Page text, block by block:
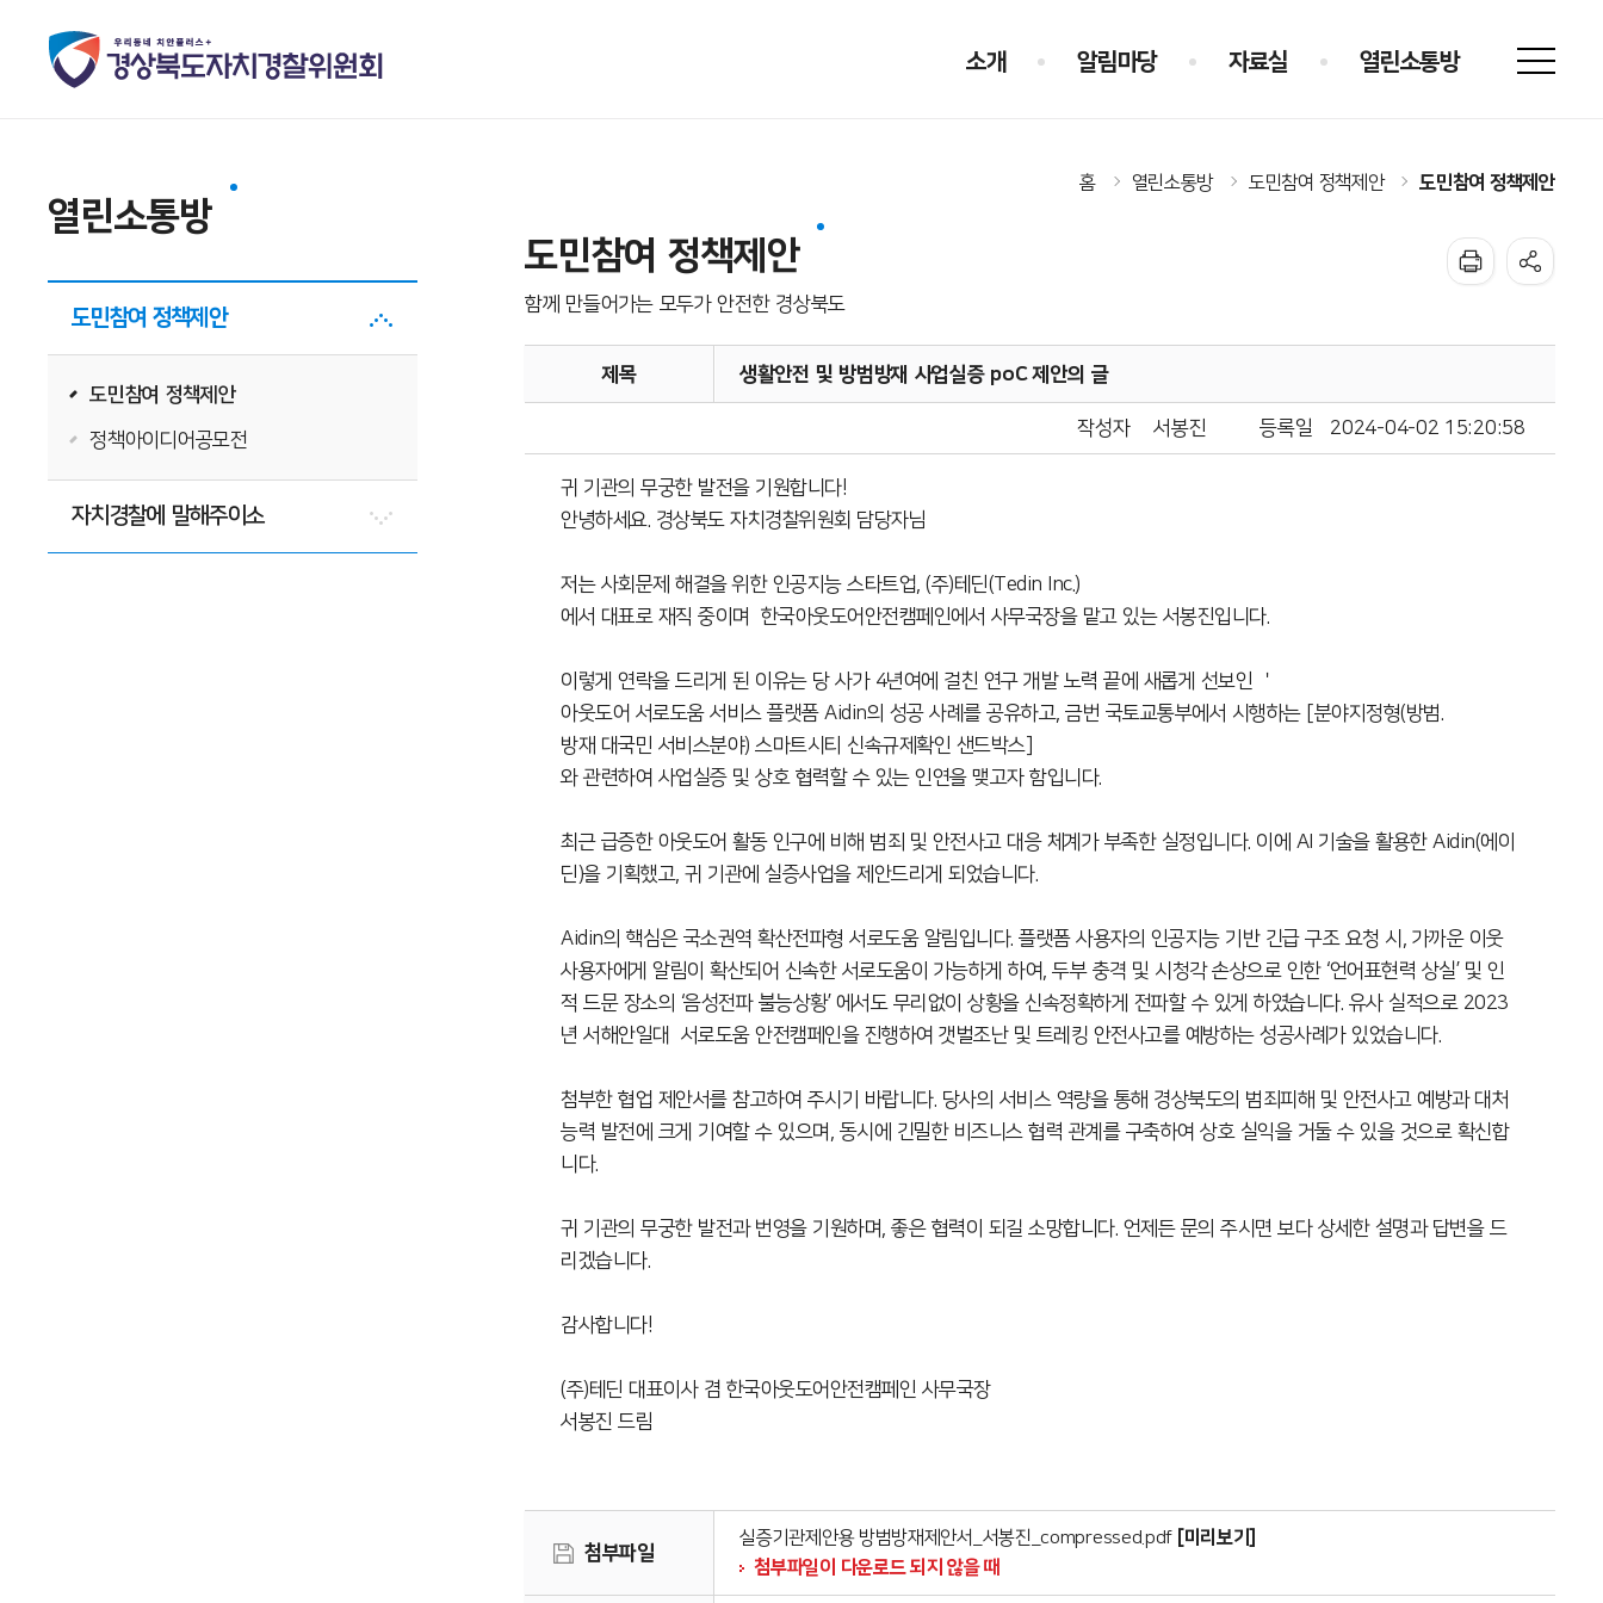
소개 알림마당 자료실 열린소통방
열린소통방
도민참여 정책제안
도민참여 정책제안
정책아이디어공모전
자치경찰에 말해주이소
홈 열린소통방 도민참여 정책제안 도민참여 정책제안
도민참여 정책제안
함께 만들어가는 모두가 안전한 경상북도
제목 생활안전 및 방범방재 사업실증 poC 제안의 글
등록일 2024-04-02 15:20:58
작성자 서봉진
귀 기관의 무궁한 발전을 기원합니다!
안녕하세요. 경상북도 자치경찰위원회 담당자님
저는 사회문제 해결을 위한 인공지능 스타트업, (주)테딘(Tedin Inc.)
에서 대표로 재직 중이며 한국아웃도어안전캠페인에서 사무국장을 맡고 있는 서봉진입니다.
이렇게 연락을 드리게 된 이유는 당 사가 4년여에 걸친 연구 개발 노력 끝에 새롭게 선보인 ＇
아웃도어 서로도움 서비스 플랫폼 Aidin의 성공 사례를 공유하고, 금번 국토교통부에서 시행하는 [분야지정형(방범.
방재 대국민 서비스분야) 스마트시티 신속규제확인 샌드박스]
와 관련하여 사업실증 및 상호 협력할 수 있는 인연을 맺고자 함입니다.
최근 급증한 아웃도어 활동 인구에 비해 범죄 및 안전사고 대응 체계가 부족한 실정입니다. 이에 AI 기술을 활용한 Aidin(에이
딘)을 기획했고, 귀 기관에 실증사업을 제안드리게 되었습니다.
Aidin의 핵심은 국소권역 확산전파형 서로도움 알림입니다. 플랫폼 사용자의 인공지능 기반 긴급 구조 요청 시, 가까운 이웃
사용자에게 알림이 확산되어 신속한 서로도움이 가능하게 하여, 두부 충격 및 시청각 손상으로 인한 ‘언어표현력 상실’ 및 인
적 드문 장소의 ‘음성전파 불능상황’ 에서도 무리없이 상황을 신속정확하게 전파할 수 있게 하였습니다. 유사 실적으로 2023
년 서해안일대 서로도움 안전캠페인을 진행하여 갯벌조난 및 트레킹 안전사고를 예방하는 성공사례가 있었습니다.
첨부한 협업 제안서를 참고하여 주시기 바랍니다. 당사의 서비스 역량을 통해 경상북도의 범죄피해 및 안전사고 예방과 대처
능력 발전에 크게 기여할 수 있으며, 동시에 긴밀한 비즈니스 협력 관계를 구축하여 상호 실익을 거둘 수 있을 것으로 확신합
니다.
귀 기관의 무궁한 발전과 번영을 기원하며, 좋은 협력이 되길 소망합니다. 언제든 문의 주시면 보다 상세한 설명과 답변을 드
리겠습니다.
감사합니다!
(주)테딘 대표이사 겸 한국아웃도어안전캠페인 사무국장
서봉진 드림
첨부파일
실증기관제안용 방범방재제안서_서봉진_compressed.pdf [미리보기]
첨부파일이 다운로드 되지 않을 때